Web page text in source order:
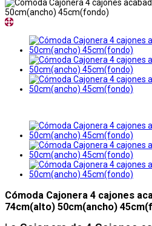
Cómoda Cajonera 4 cajones
74cm(alto) 50cm(ancho)